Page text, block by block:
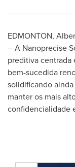
EDMONTON,
-- A Nanoprecise
preditiva centrada
bem-sucedida
solidificando
manter os mais
confidencialidade